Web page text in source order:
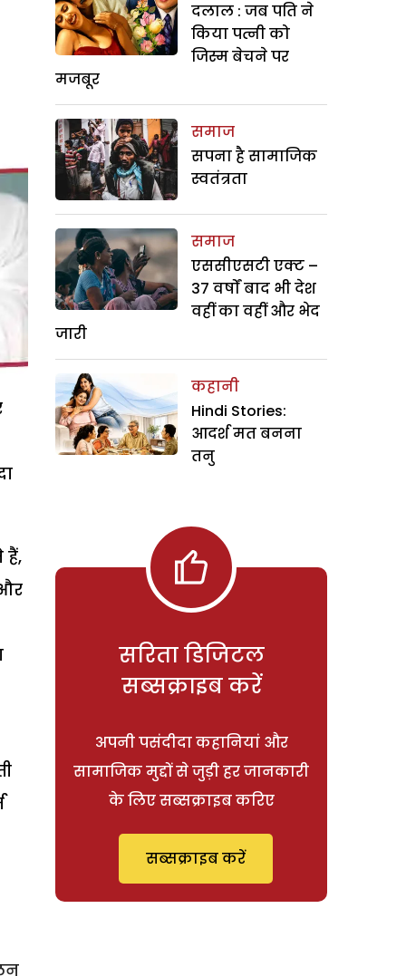
हैं,
दलाल : जब पति ने
किया पत्नी को
जिस्म बेचने पर
मजबूर
समाज
सपना है सामाजिक
स्वतंत्रता
समाज
एससीएसटी एक्ट –
37 वर्षों बाद भी देश
वहीं का वहीं और भेद
जारी
कहानी
Hindi Stories:
आदर्श मत बनना
तनु
सरिता डिजिटल
सब्सक्राइब करें
अपनी पसंदीदा कहानियां और
सामाजिक मुद्दों से जुड़ी हर जानकारी
के लिए सब्सक्राइब करिए
सब्सक्राइब करें